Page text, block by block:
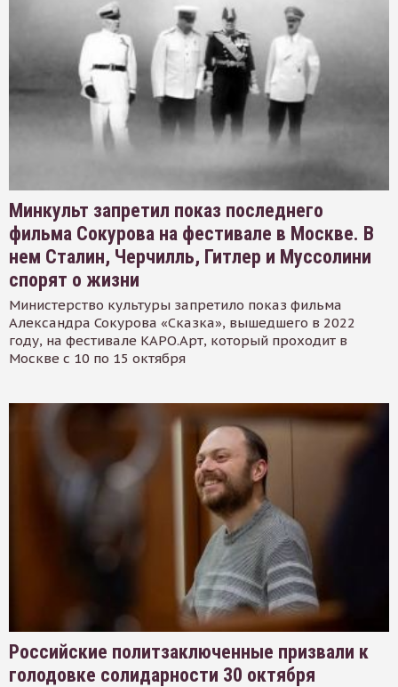
Минкульт запретил показ последнего
фильма Сокурова на фестивале в Москве. В
нем Сталин, Черчилль, Гитлер и Муссолини
спорят о жизни
Министерство культуры запретило показ фильма
Александра Сокурова «Сказка», вышедшего в 2022
году, на фестивале КАРО.Арт, который проходит в
Москве с 10 по 15 октября
Российские политзаключенные призвали к
голодовке солидарности 30 октября